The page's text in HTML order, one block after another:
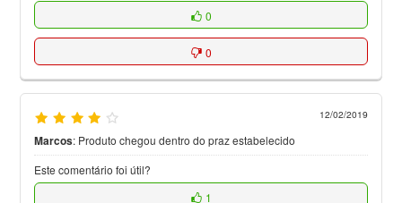
0
0
12/02/2019
Marcos: Produto chegou dentro do praz estabelecido
Este comentário foi útil?
1